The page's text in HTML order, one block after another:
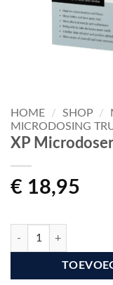
HOME / SHOP /
MICRODOSING
XP
€ 18,95
XP Microdosering - 18